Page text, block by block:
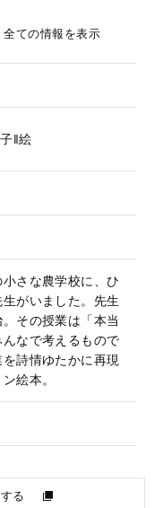
全ての情報を表示
‖絵
さな農学校に、ひ
がいました。先生
その授業は「本当
なで考えるもので
詩情ゆたかに再現
絵本。
る